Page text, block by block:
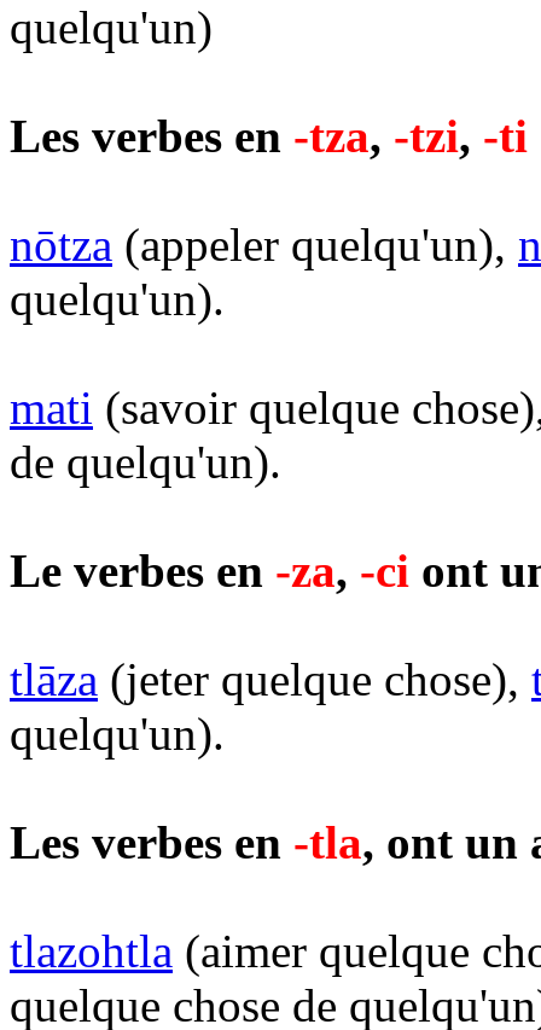
quelqu'un)
Les verbes en -tza, -tzi, -ti
nōtza (appeler quelqu'un),
quelqu'un).
mati (savoir quelque
de quelqu'un).
Le verbes en -za, -ci ont
tlāza (jeter quelque chose),
quelqu'un).
Les verbes en -tla, ont un
tlazohtla (aimer quelque
quelque chose de